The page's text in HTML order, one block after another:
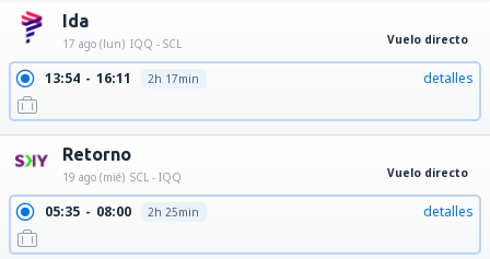
Ida
17 ago (lun) IQQ - SCL Vuelo directo
13:54 16:11 2h 17min detalles
Retorno
19 ago (mié) SCL - IQQ Vuelo directo
05:35 08:00 2h 25min detalles